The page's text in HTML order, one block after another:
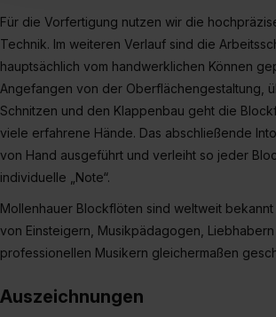
erforderliche personenbezogene Daten
Dienste, ggfs. mit Sitz in den USA,
Eine Erlaubnis hierfür kannst du auch
Einzelfall bei dem jeweiligen Inhalt
bestimmte Verwendungszwecke
Auswahl über die Checkboxen und klick
erlauben“. Die Einwilligung zur
der Kategorien „Präferenzen“,
Media und Marketing“ umfasst hierbei die
zur Übermittlung deiner Daten in die
S. 1 lit. a) DS-GVO). Die USA verfügen
II). Du kannst die von dir erteilte
Wirkung für die Zukunft ganz oder
Für die Vorfertigung nutzen wir die
Technik. Im weiteren Verlauf sind die
hauptsächlich vom handwerklichen Können
Angefangen von der Oberflächengestaltung,
Schnitzen und den Klappenbau geht die
viele erfahrene Hände. Das abschließende
von Hand ausgeführt und verleiht so jeder
individuelle „Note“.
Mollenhauer Blockflöten sind weltweit
von Einsteigern, Musikpädagogen,
professionellen Musikern gleichermaßen
Auszeichnungen